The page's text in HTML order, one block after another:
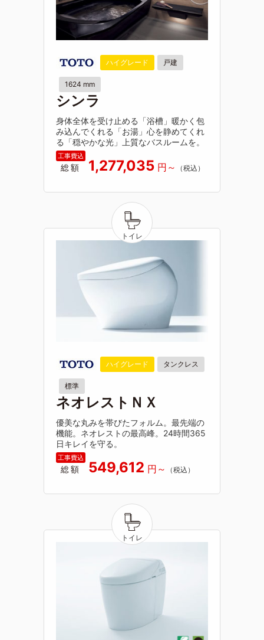
ハイグレード 戸建
1624 mm
シンラ
身体全体を受け止める「浴槽」暖かく包
み込んでくれる「お湯」心を静めてくれ
る「穏やかな光」上質なバスルームを。
総額 1,277,035
ハイグレード タンクレス
標準
ネオレストＮＸ
優美な丸みを帯びたフォルム。最先端の
機能。ネオレストの最高峰。24時間365
日キレイを守る。
総額 549,612